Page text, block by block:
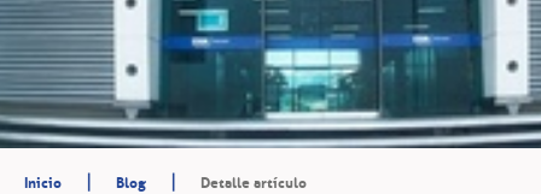
Inicio | Blog | Detalle artículo